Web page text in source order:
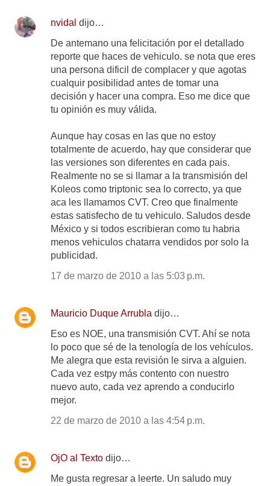
nvidal dijo…
De antemano una felicitación por el detallado
reporte que haces de vehiculo. se nota que eres
una persona dificil de complacer y que agotas
cualquir posibilidad antes de tomar una
decisión y hacer una compra. Eso me dice que
tu opinión es muy válida.
Aunque hay cosas en las que no estoy
totalmente de acuerdo, hay que considerar que
las versiones son diferentes en cada pais.
Realmente no se si llamar a la transmisión del
Koleos como triptonic sea lo correcto, ya que
aca les llamamos CVT. Creo que finalmente
estas satisfecho de tu vehiculo. Saludos desde
México y si todos escribieran como tu habria
menos vehiculos chatarra vendidos por solo la
publicidad.
17 de marzo de 2010 a las 5:03 p.m.
Mauricio Duque Arrubla dijo…
Eso es NOE, una transmisión CVT. Ahí se nota
lo poco que sé de la tenología de los vehículos.
Me alegra que esta revisión le sirva a alguien.
Cada vez estpy más contento con nuestro
nuevo auto, cada vez aprendo a conducirlo
mejor.
22 de marzo de 2010 a las 4:54 p.m.
OjO al Texto dijo…
Me gusta regresar a leerte. Un saludo muy